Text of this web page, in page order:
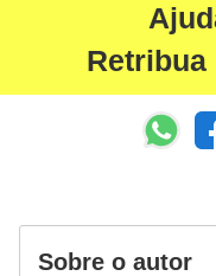
Sobre o autor